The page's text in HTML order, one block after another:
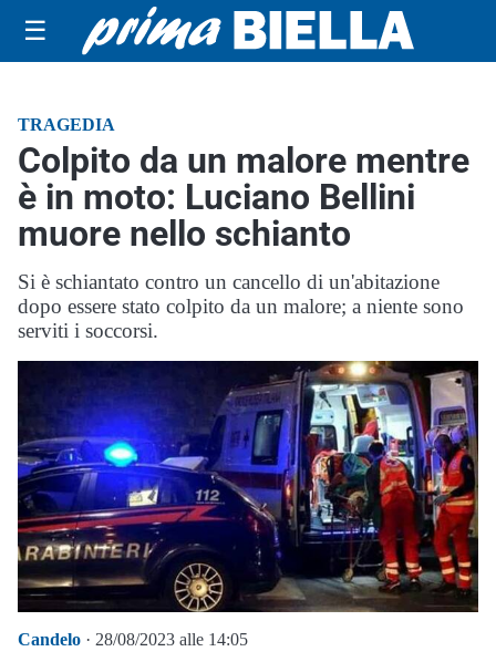
☰
TRAGEDIA
Colpito da un malore mentre
è in moto: Luciano Bellini
muore nello schianto
Si è schiantato contro un cancello di un'abitazione
dopo essere stato colpito da un malore; a niente sono
serviti i soccorsi.
Candelo · 28/08/2023 alle 14:05